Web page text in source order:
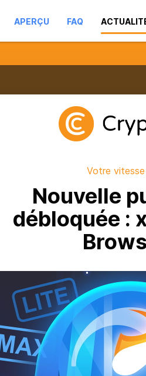
APERÇU FAQ
Votre
Nouvelle
débloquée :